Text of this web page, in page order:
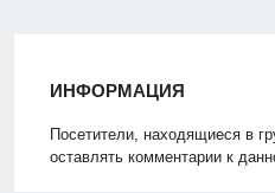
ИНФОРМАЦИЯ
Посетители, находящиеся в
оставлять комментарии к